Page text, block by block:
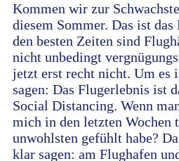
Kommen wir zur
diesem Sommer. Das ist das
den besten Zeiten sind
nicht unbedingt
jetzt erst recht nicht. Um es
sagen: Das Flugerlebnis ist
Social Distancing. Wenn
mich in den letzten Wochen
unwohlsten gefühlt habe?
klar sagen: am Flughafen